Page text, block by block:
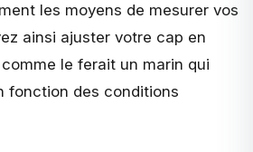
les moyens de mesurer vos
ainsi ajuster votre cap en
le ferait un marin qui
fonction des conditions